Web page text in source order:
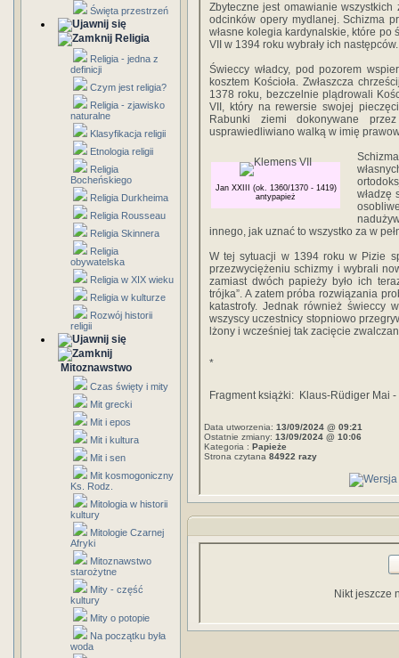
Święta przestrzeń
Religia
Religia - jedna z
definicji
Czym jest religia?
Religia - zjawisko
naturalne
Klasyfikacja religii
Etnologia religii
Religia
Bocheńskiego
Religia Durkheima
Religia Rousseau
Religia Skinnera
Religia
obywatelska
Religia w XIX wieku
Religia w kulturze
Rozwój historii
religii
Mitoznawstwo
Czas święty i mity
Mit grecki
Mit i epos
Mit i kultura
Mit i sen
Mit kosmogoniczny
Ks. Rodz.
Mitologia w historii
kultury
Mitologie Czarnej
Afryki
Mitoznawstwo
starożytne
Mity - część
kultury
Mity o potopie
Na początku była
woda
Zbyteczne jest omawianie
odcinków opery mydlanej. Schizma
własne kolegia kardynalskie, które
VII w 1394 roku wybrały ich następców.
Świeccy władcy, pod pozorem
kosztem Kościoła. Zwłaszcza
1378 roku, bezczelnie plądrowali
VII, który na rewersie swojej
Rabunki ziemi dokonywane
usprawiedliwiano walką w imię
Jan XXIII (ok. 1360/1370 - 1419)
antypapież
władzę
innego, jak uznać to wszystko za w
W tej sytuacji w 1394 roku w Pizie
przezwyciężeniu schizmy i wybrali
zamiast dwóch papieży było ich
trójka”. A zatem próba rozwiązania
katastrofy. Jednak również świeccy
wszyscy uczestnicy stopniowo
lżony i wcześniej tak zacięcie
*
Fragment książki: Klaus-Rüdiger Mai -
Data utworzenia: 13/09/2024 @ 09:21
Ostatnie zmiany: 13/09/2024 @ 10:06
Kategoria : Papieże
Strona czytana 84922 razy
Nikt jeszcze